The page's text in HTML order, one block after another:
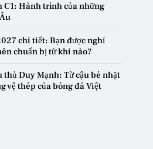
C1: Hành trình của những
chi tiết: Bạn được nghỉ
chuẩn bị từ khi nào?
thủ Duy Mạnh: Từ cậu bé nhặt
vệ thép của bóng đá Việt